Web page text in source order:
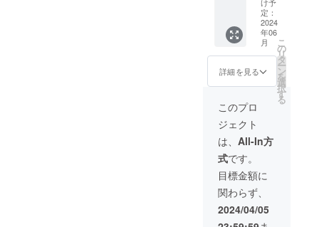
代以上
の大人
女性か
らも注
目を集
るヨガ
は、更
状や抑
うつの
緩和、
体の健
心の健
康にも
多くの
うれし
い効果
が期待
意）40
キロ以
上のわ
んちゃ
んはお
受けで
ご了承
い。 冷
暖房費
（7月、
8月、9
月、12
月、1
月、2
月）1日
大型犬
3000円
+税 ※わ
んちゃ
んが同
伴の場
合は1頭
別途施
設使用
料がか
かりま
す。1室
に対し
てわん
ちゃん
は2頭ま
で （注
意）40
場合が
ありま
す。 ※
何口で
もご購
入いた
だけま
援金額
に応じ
て上位
にお名
前を掲
載いた
しま
す。 ※
宿の入
り口又
はレス
社名掲
出】
◎露天
風呂入
口の記
名板掲
出
※文字の
み。7㎝
角ほど
の木製
版を予
定。※掲
示期間
は1年間
※ご
支援
時、必
ず備考
ネーミ
ングラ
イツ
（Stella
Marina
が存続
りネー
ミング
権利）
ご提
供！ お
客様も
スタッ
フも呼
び合う
であろ
う権利
Marina
に共感
頂き、
資金面
で援助
したい
と思っ
た大変
有難い
スポン
サーの
方々へ
Stella
Marina
は2室で
のオー
プンで
す。 客
け予
定：
2024
年06
月
詳細を見る
こ
の
リ
タ
ー
ン
を
選
択
す
る
このプロ
ジェクト
は、 All-In方
式です。
目標金額に
関わらず、
2024/04/05